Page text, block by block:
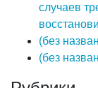
случаев
(без
(без